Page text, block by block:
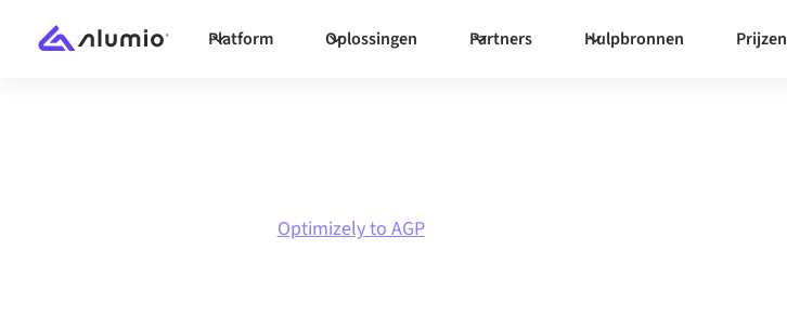
Platform Oplossingen Partners Hulpbronnen Prijzen
Optimizely to AGP